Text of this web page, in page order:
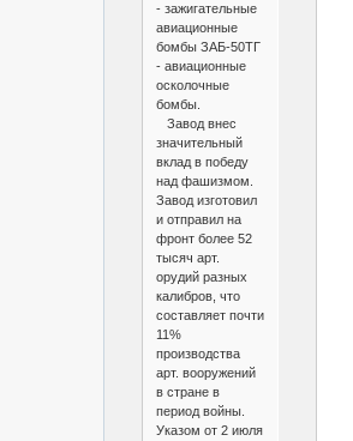
- зажигательные
авиационные
бомбы ЗАБ-50ТГ
- авиационные
осколочные
бомбы.
Завод внес
значительный
вклад в победу
над фашизмом.
Завод изготовил
и отправил на
фронт более 52
тысяч арт.
орудий разных
калибров, что
составляет почти
11%
производства
арт. вооружений
в стране в
период войны.
Указом от 2 июля